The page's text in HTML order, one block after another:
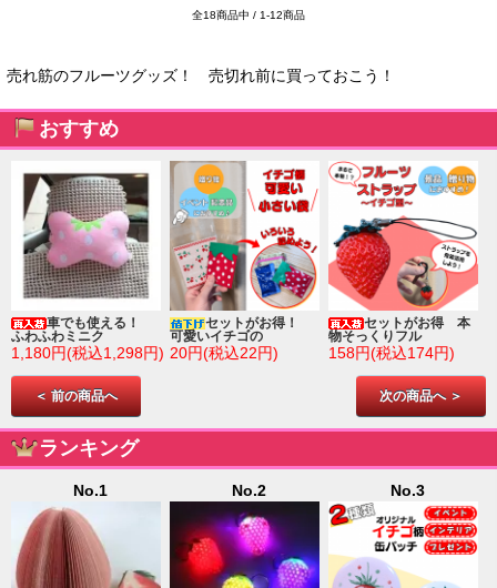
全18商品中 / 1-12商品
売れ筋のフルーツグッズ！ 売切れ前に買っておこう！
おすすめ
車でも使える！
ふわふわミニク
1,180円(税込1,298円)
セットがお得！
可愛いイチゴの
20円(税込22円)
セットがお得 本
物そっくりフル
158円(税込174円)
＜ 前の商品へ 次の商品へ ＞
ランキング
No.1 No.2 No.3